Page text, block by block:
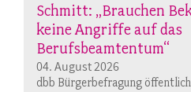
Schmitt: „Brauchen
keine Angriffe auf das
Berufsbeamtentum“
04. August 2026
dbb Bürgerbefragung